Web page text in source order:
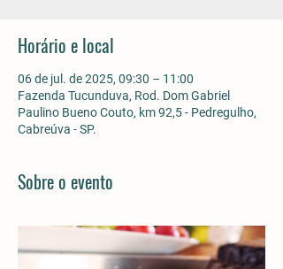
Horário e local
06 de jul. de 2025, 09:30 – 11:00
Fazenda Tucunduva, Rod. Dom Gabriel
Paulino Bueno Couto, km 92,5 - Pedregulho,
Cabreúva - SP.
Sobre o evento